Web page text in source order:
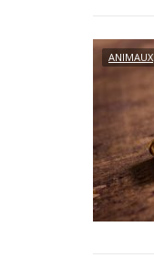
ANIMAUX